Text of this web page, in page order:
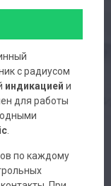
с радиусом
индикацией и
для работы
по каждому